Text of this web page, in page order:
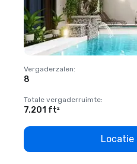
Vergaderzalen:
8
Totale vergaderruimte:
7.201 ft²
Locatie